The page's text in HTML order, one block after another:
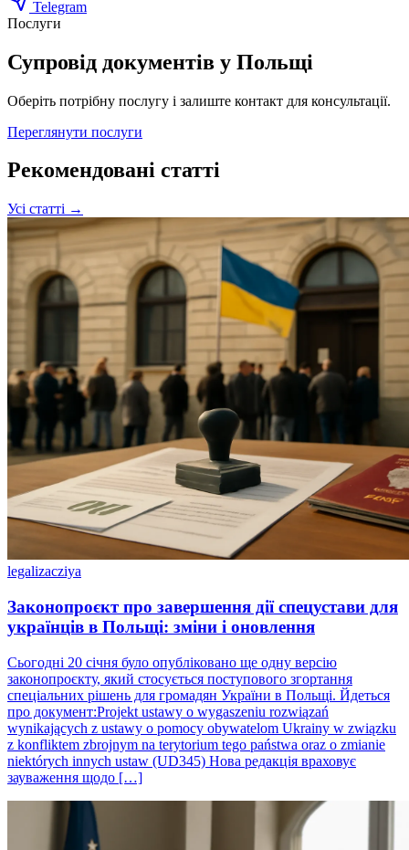
Telegram
Послуги
Супровід документів у Польщі
Оберіть потрібну послугу і залиште контакт для консультації.
Переглянути послуги
Рекомендовані статті
Усі статті →
legalizacziya
Законопроєкт про завершення дії спецустави для
українців в Польщі: зміни і оновлення
Сьогодні 20 січня було опубліковано ще одну версію
законопроєкту, який стосується поступового згортання
спеціальних рішень для громадян України в Польщі. Йдеться
про документ:Projekt ustawy o wygaszeniu rozwiązań
wynikających z ustawy o pomocy obywatelom Ukrainy w związku
z konfliktem zbrojnym na terytorium tego państwa oraz o zmianie
niektórych innych ustaw (UD345) Нова редакція враховує
зауваження щодо […]